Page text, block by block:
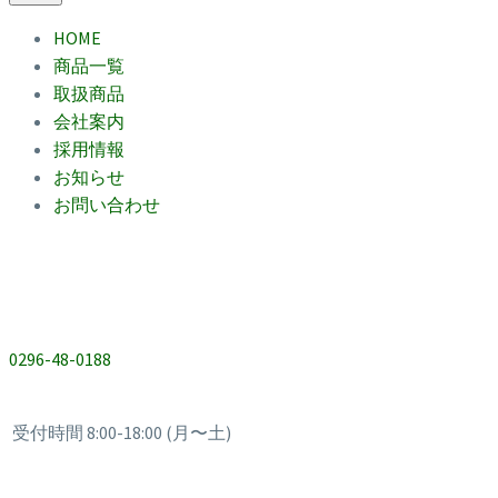
HOME
商品一覧
取扱商品
会社案内
採用情報
お知らせ
お問い合わせ
0296-48-0188
受付時間 8:00-18:00 (月〜土)